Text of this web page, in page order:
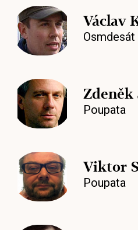
Václav
Poupata
Viktor
Poupata